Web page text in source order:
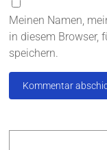
Meinen Namen,
in diesem Browser,
speichern.